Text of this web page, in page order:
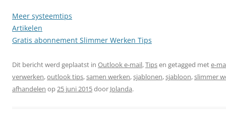
Meer systeemtips
Artikelen
Gratis abonnement Slimmer Werken Tips
Dit bericht werd geplaatst in Outlook e-mail,Tipsen getagged mete-
verwerken,outlook tips,samen werken,sjablonen,sjabloon,slimmer
afhandelen op 25 juni 2015door Jolanda.